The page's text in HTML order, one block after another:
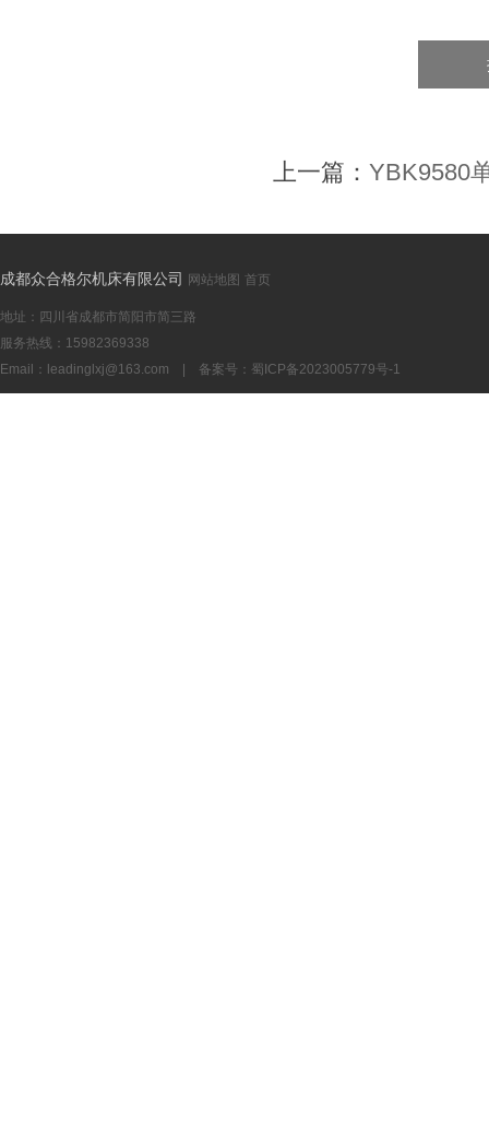
上一篇： YBK9580
成都众合格尔机床有限公司 网站地图 首页
地址：四川省成都市简阳市简三路
服务热线：15982369338
Email： leadinglxj@163.com 备案号：蜀ICP备2023005779号-1